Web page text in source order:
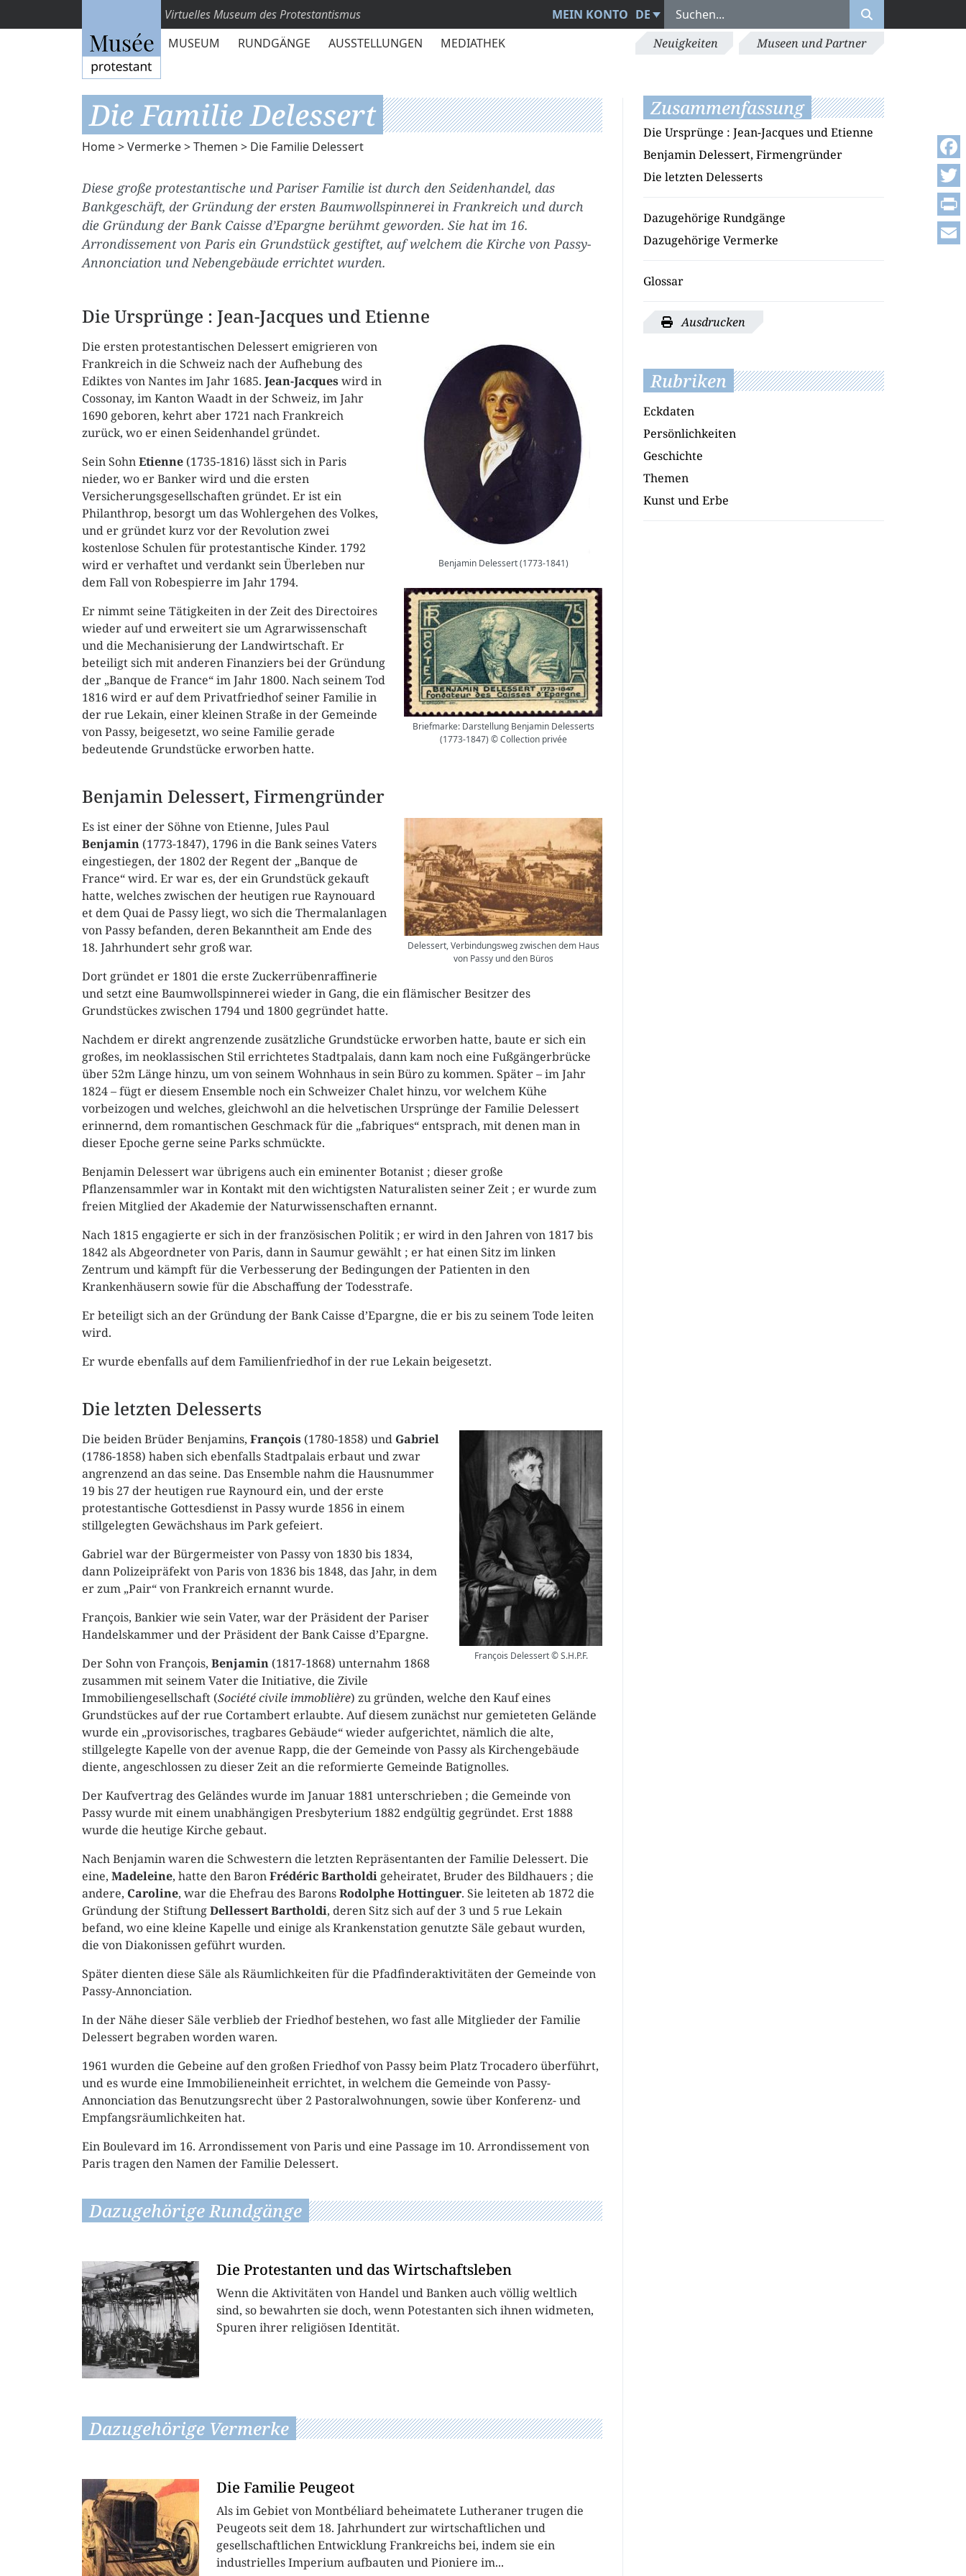
Virtuelles Museum des Protestantismus MEIN KONTO DE
MUSEUM
RUNDGÄNGE AUSSTELLUNGEN MEDIATHEK Neuigkeiten Museen und Partner
Die Familie Delessert
Home>Vermerke>Themen > Die Familie Delessert
Diese große protestantische und Pariser Familie ist durch den Seidenhandel, das
Bankgeschäft, der Gründung der ersten Baumwollspinnerei in Frankreich und durch
die Gründung der Bank Caisse d’Epargne berühmt geworden. Sie hat im 16.
Arrondissement von Paris ein Grundstück gestiftet, auf welchem die Kirche von Passy-
Annonciation und Nebengebäude errichtet wurden.
Die Ursprünge : Jean-Jacques und Etienne
Benjamin Delessert (1773-1841)
Briefmarke: Darstellung Benjamin Delesserts
(1773-1847) © Collection privée
Die ersten protestantischen Delessert emigrieren von
Frankreich in die Schweiz nach der Aufhebung des
Ediktes von Nantes im Jahr 1685. Jean-Jacqueswird in
Cossonay, im Kanton Waadt in der Schweiz, im Jahr
1690 geboren, kehrt aber 1721 nach Frankreich
zurück, wo er einen Seidenhandel gründet.
Sein SohnEtienne (1735-1816) lässt sich in Paris
nieder, wo er Banker wird und die ersten
Versicherungsgesellschaften gründet. Er ist ein
Philanthrop, besorgt um das Wohlergehen des Volkes,
und er gründet kurz vor der Revolution zwei
kostenlose Schulen für protestantische Kinder. 1792
wird er verhaftet und verdankt sein Überleben nur
dem Fall von Robespierre im Jahr 1794.
Er nimmt seine Tätigkeiten in der Zeit des Directoires
wieder auf und erweitert sie um Agrarwissenschaft
und die Mechanisierung der Landwirtschaft. Er
beteiligt sich mit anderen Finanziers bei der Gründung
der „Banque de France“ im Jahr 1800. Nach seinem Tod
1816 wird er auf dem Privatfriedhof seiner Familie in
der rue Lekain, einer kleinen Straße in der Gemeinde
von Passy, beigesetzt, wo seine Familie gerade
bedeutende Grundstücke erworben hatte.
Benjamin Delessert, Firmengründer
Delessert, Verbindungsweg zwischen dem Haus
von Passy und den Büros
Es ist einer der Söhne von Etienne, Jules Paul
Benjamin (1773-1847), 1796 in die Bank seines Vaters
eingestiegen, der 1802 der Regent der „Banque de
France“ wird. Er war es, der ein Grundstück gekauft
hatte, welches zwischen der heutigen rue Raynouard
et dem Quai de Passy liegt, wo sich die Thermalanlagen
von Passy befanden, deren Bekanntheit am Ende des
18. Jahrhundert sehr groß war.
Dort gründet er 1801 die erste Zuckerrübenraffinerie
und setzt eine Baumwollspinnerei wieder in Gang, die ein flämischer Besitzer des
Grundstückes zwischen 1794 und 1800 gegründet hatte.
Nachdem er direkt angrenzende zusätzliche Grundstücke erworben hatte, baute er sich ein
großes, im neoklassischen Stil errichtetes Stadtpalais, dann kam noch eine Fußgängerbrücke
über 52m Länge hinzu, um von seinem Wohnhaus in sein Büro zu kommen. Später – im Jahr
1824 – fügt er diesem Ensemble noch ein Schweizer Chalet hinzu, vor welchem Kühe
vorbeizogen und welches, gleichwohl an die helvetischen Ursprünge der Familie Delessert
erinnernd, dem romantischen Geschmack für die „fabriques“ entsprach, mit denen man in
dieser Epoche gerne seine Parks schmückte.
Benjamin Delessert war übrigens auch ein eminenter Botanist ; dieser große
Pflanzensammler war in Kontakt mit den wichtigsten Naturalisten seiner Zeit ; er wurde zum
freien Mitglied der Akademie der Naturwissenschaften ernannt.
Nach 1815 engagierte er sich in der französischen Politik ; er wird in den Jahren von 1817 bis
1842 als Abgeordneter von Paris, dann in Saumur gewählt ; er hat einen Sitz im linken
Zentrum und kämpft für die Verbesserung der Bedingungen der Patienten in den
Krankenhäusern sowie für die Abschaffung der Todesstrafe.
Er beteiligt sich an der Gründung der Bank Caisse d’Epargne, die er bis zu seinem Tode leiten
wird.
Er wurde ebenfalls auf dem Familienfriedhof in der rue Lekain beigesetzt.
Die letzten Delesserts
François Delessert © S.H.P.F.
Die beiden Brüder Benjamins, François (1780-1858) und Gabriel
(1786-1858) haben sich ebenfalls Stadtpalais erbaut und zwar
angrenzend an das seine. Das Ensemble nahm die Hausnummer
19 bis 27 der heutigen rue Raynourd ein, und der erste
protestantische Gottesdienst in Passy wurde 1856 in einem
stillgelegten Gewächshaus im Park gefeiert.
Gabriel war der Bürgermeister von Passy von 1830 bis 1834,
dann Polizeipräfekt von Paris von 1836 bis 1848, das Jahr, in dem
er zum „Pair“ von Frankreich ernannt wurde.
François, Bankier wie sein Vater, war der Präsident der Pariser
Handelskammer und der Präsident der Bank Caisse d’Epargne.
Der Sohn von François, Benjamin (1817-1868) unternahm 1868
zusammen mit seinem Vater die Initiative, die Zivile
Immobiliengesellschaft (Société civile immoblière) zu gründen, welche den Kauf eines
Grundstückes auf der rue Cortambert erlaubte. Auf diesem zunächst nur gemieteten Gelände
wurde ein „provisorisches, tragbares Gebäude“ wieder aufgerichtet, nämlich die alte,
stillgelegte Kapelle von der avenue Rapp, die der Gemeinde von Passy als Kirchengebäude
diente, angeschlossen zu dieser Zeit an die reformierte Gemeinde Batignolles.
Der Kaufvertrag des Geländes wurde im Januar 1881 unterschrieben ; die Gemeinde von
Passy wurde mit einem unabhängigen Presbyterium 1882 endgültig gegründet. Erst 1888
wurde die heutige Kirche gebaut.
Nach Benjamin waren die Schwestern die letzten Repräsentanten der Familie Delessert. Die
eine, Madeleine, hatte den BaronFrédéric Bartholdi geheiratet, Bruder des Bildhauers ; die
andere, Caroline, war die Ehefrau des BaronsRodolphe Hottinguer. Sie leiteten ab 1872 die
Gründung der StiftungDellessert Bartholdi, deren Sitz sich auf der 3 und 5 rue Lekain
befand, wo eine kleine Kapelle und einige als Krankenstation genutzte Säle gebaut wurden,
die von Diakonissen geführt wurden.
Später dienten diese Säle als Räumlichkeiten für die Pfadfinderaktivitäten der Gemeinde von
Passy-Annonciation.
In der Nähe dieser Säle verblieb der Friedhof bestehen, wo fast alle Mitglieder der Familie
Delessert begraben worden waren.
1961 wurden die Gebeine auf den großen Friedhof von Passy beim Platz Trocadero überführt,
und es wurde eine Immobilieneinheit errichtet, in welchem die Gemeinde von Passy-
Annonciation das Benutzungsrecht über 2 Pastoralwohnungen, sowie über Konferenz- und
Empfangsräumlichkeiten hat.
Ein Boulevard im 16. Arrondissement von Paris und eine Passage im 10. Arrondissement von
Paris tragen den Namen der Familie Delessert.
Dazugehörige Rundgänge
Die Protestanten und das Wirtschaftsleben
Wenn die Aktivitäten von Handel und Banken auch völlig weltlich
sind, so bewahrten sie doch, wenn Potestanten sich ihnen widmeten,
Spuren ihrer religiösen Identität.
Dazugehörige Vermerke
Die Familie Peugeot
Als im Gebiet von Montbéliard beheimatete Lutheraner trugen die
Peugeots seit dem 18. Jahrhundert zur wirtschaftlichen und
gesellschaftlichen Entwicklung Frankreichs bei, indem sie ein
industrielles Imperium aufbauten und Pioniere im...
Zusammenfassung
Die Ursprünge : Jean-Jacques und Etienne
Benjamin Delessert, Firmengründer
Die letzten Delesserts
Dazugehörige Rundgänge
Dazugehörige Vermerke
Glossar
Ausdrucken
Rubriken
Eckdaten
Persönlichkeiten
Geschichte
Themen
Kunst und Erbe
Print